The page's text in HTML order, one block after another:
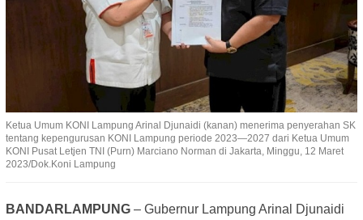
Ketua Umum KONI Lampung Arinal Djunaidi (kanan) menerima penyerahan SK
tentang kepengurusan KONI Lampung periode 2023—2027 dari Ketua Umum
KONI Pusat Letjen TNI (Purn) Marciano Norman di Jakarta, Minggu, 12 Maret
2023/Dok.Koni Lampung
BANDARLAMPUNG – Gubernur Lampung Arinal Djunaidi